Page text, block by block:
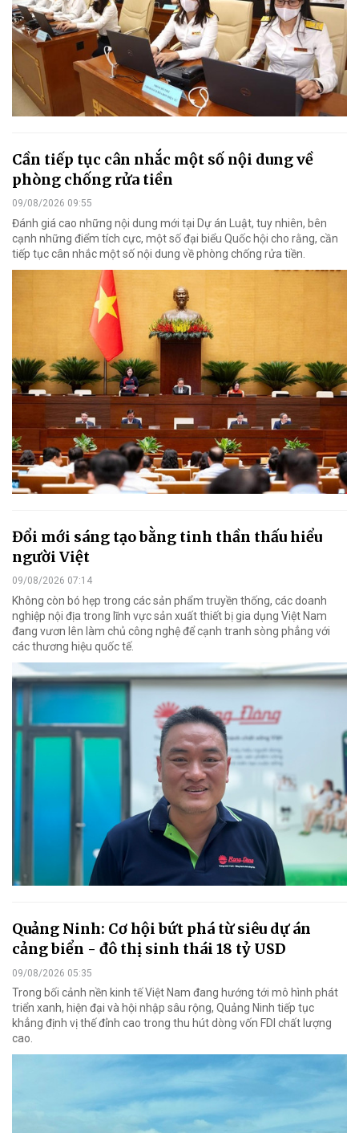
Cần tiếp tục cân nhắc một số nội dung về
phòng chống rửa tiền
09/08/2026 09:55
Đánh giá cao những nội dung mới tại Dự án Luật, tuy nhiên, bên
cạnh những điểm tích cực, một số đại biểu Quốc hội cho rằng, cần
tiếp tục cân nhắc một số nội dung về phòng chống rửa tiền.
Đổi mới sáng tạo bằng tinh thần thấu hiểu
người Việt
09/08/2026 07:14
Không còn bó hẹp trong các sản phẩm truyền thống, các doanh
nghiệp nội địa trong lĩnh vực sản xuất thiết bị gia dụng Việt Nam
đang vươn lên làm chủ công nghệ để cạnh tranh sòng phẳng với
các thương hiệu quốc tế.
Quảng Ninh: Cơ hội bứt phá từ siêu dự án
cảng biển - đô thị sinh thái 18 tỷ USD
09/08/2026 05:35
Trong bối cảnh nền kinh tế Việt Nam đang hướng tới mô hình phát
triển xanh, hiện đại và hội nhập sâu rộng, Quảng Ninh tiếp tục
khẳng định vị thế đỉnh cao trong thu hút dòng vốn FDI chất lượng
cao.